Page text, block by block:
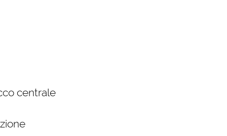
centrale